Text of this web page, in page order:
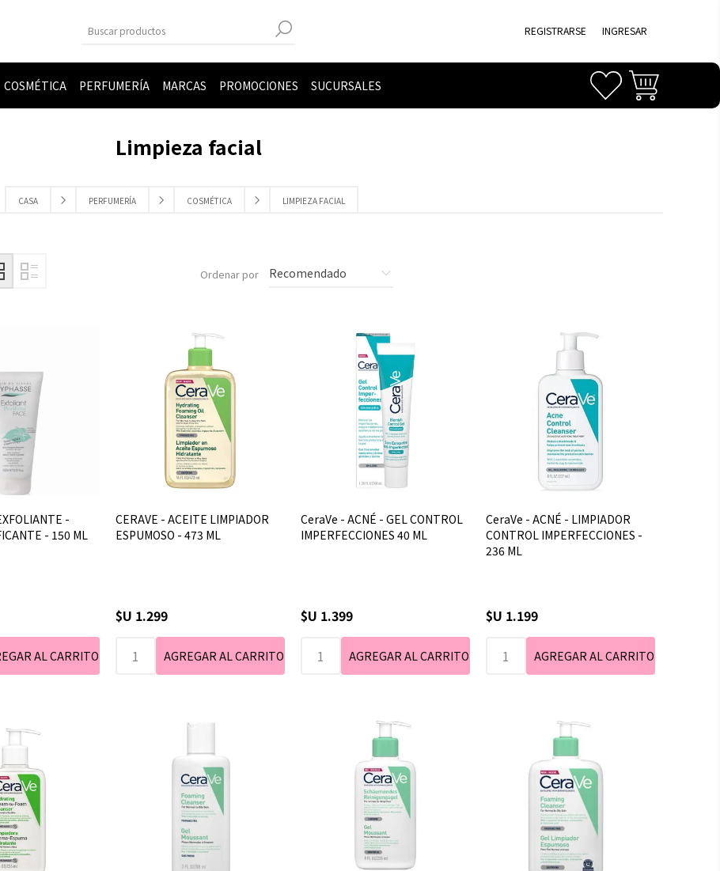
REGISTRARSE INGRESAR
COSMÉTICA PERFUMERÍA MARCAS PROMOCIONES SUCURSALES
CASA PERFUMERÍA COSMÉTICA LIMPIEZA FACIAL
Limpieza facial
Ordenar por
-
- 150 ML
CERAVE - ACEITE LIMPIADOR
ESPUMOSO - 473 ML
$U 1.299
CeraVe - ACNÉ - GEL CONTROL
IMPERFECCIONES 40 ML
$U 1.399
CeraVe - ACNÉ - LIMPIADOR
CONTROL IMPERFECCIONES -
236 ML
$U 1.199